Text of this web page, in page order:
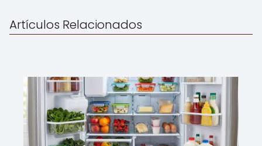
Artículos Relacionados